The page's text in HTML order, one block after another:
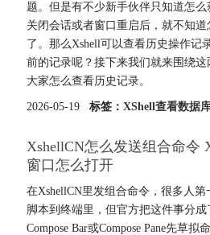
题。但是有不少新手伙伴只知道怎
关闭会话或者窗口重启后，就不知
了。那么Xshell可以查看历史操作记
前的记录呢？接下来我们就来围绕
大家怎么查看历史记录。
2026-05-19 标签： XShell查看数据
XshellCN怎么发送组合命令
窗口怎么打开
在XshellCN里发组合命令，很多人
脚本到终端里，但官方把这件事分
Compose Bar或Compose Pane先草拟